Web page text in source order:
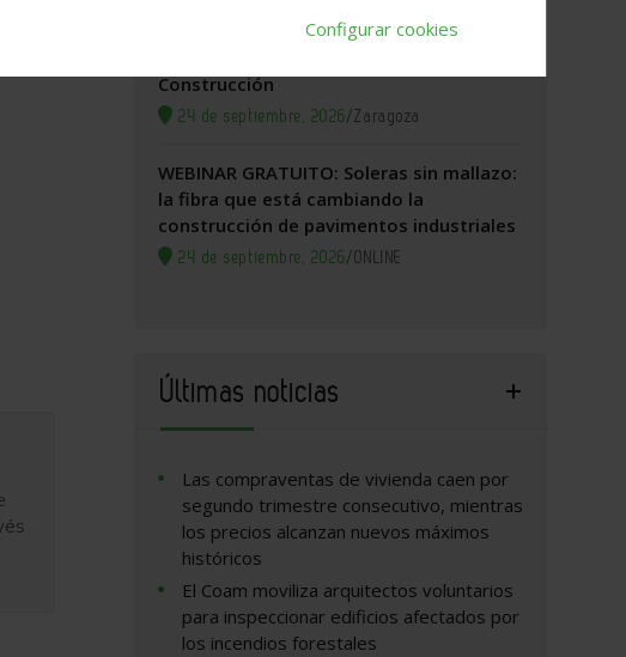
Construcción
24 de septiembre, 2026/Zaragoza
WEBINAR GRATUITO: Soleras sin mallazo:
la fibra que está cambiando la
construcción de pavimentos industriales
24 de septiembre, 2026/ONLINE
Últimas noticias
Las compraventas de vivienda caen por
segundo trimestre consecutivo, mientras
los precios alcanzan nuevos máximos
históricos
El Coam moviliza arquitectos voluntarios
para inspeccionar edificios afectados por
los incendios forestales
Configurar cookies